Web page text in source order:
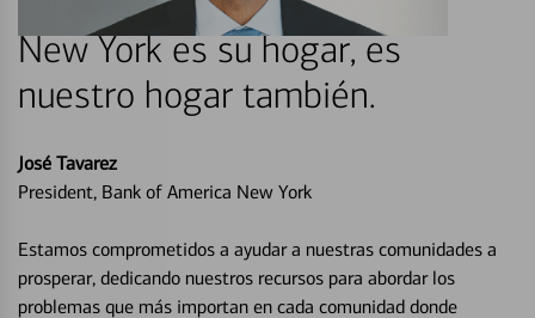
New York es su hogar, es
nuestro hogar también.
José Tavarez
President, Bank of America New York
Estamos comprometidos a ayudar a nuestras comunidades a
prosperar, dedicando nuestros recursos para abordar los
problemas que más importan en cada comunidad donde